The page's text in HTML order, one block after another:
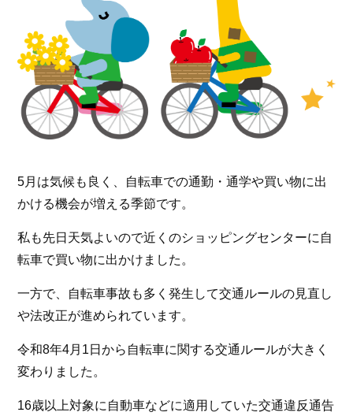
5月は気候も良く、自転車での通勤・通学や買い物に出
かける機会が増える季節です。
私も先日天気よいので近くのショッピングセンターに自
転車で買い物に出かけました。
一方で、自転車事故も多く発生して交通ルールの見直し
や法改正が進められています。
令和8年4月1日から自転車に関する交通ルールが大きく
変わりました。
16歳以上対象に自動車などに適用していた交通違反通告